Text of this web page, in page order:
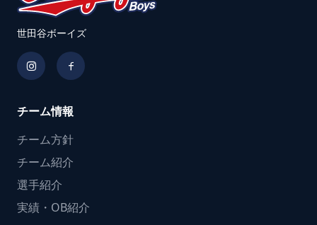
世田谷ボーイズ
チーム情報
チーム方針
チーム紹介
選手紹介
実績・OB紹介